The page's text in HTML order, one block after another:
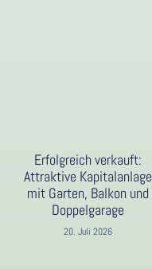
Erfolgreich verkauft:
Attraktive Kapitalanlage
mit Garten, Balkon und
Doppelgarage
20. Juli 2026